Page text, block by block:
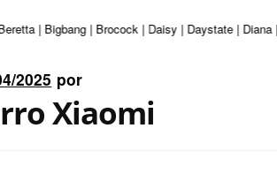
| Bigbang | Brocock | Daisy | Daystate | Diana
2025 por
Xiaomi